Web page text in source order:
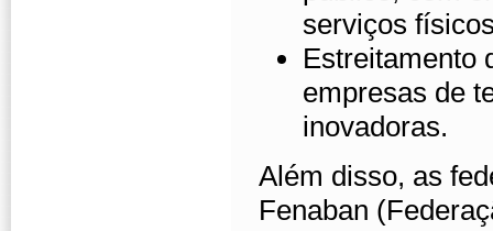
serviços
Estreitamento
empresas de
inovadoras.
Além disso, as
Fenaban